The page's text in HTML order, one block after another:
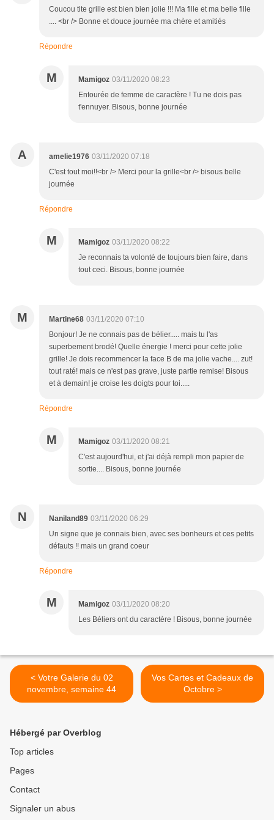
Coucou tite grille est bien bien jolie !!! Ma fille et ma belle fille
.... <br /> Bonne et douce journée ma chère et amitiés
Répondre
M Mamigoz 03/11/2020 08:23
Entourée de femme de caractère ! Tu ne dois pas
t'ennuyer. Bisous, bonne journée
A amelie1976 03/11/2020 07:18
C'est tout moi!!<br /> Merci pour la grille<br /> bisous belle
journée
Répondre
M Mamigoz 03/11/2020 08:22
Je reconnais ta volonté de toujours bien faire, dans
tout ceci. Bisous, bonne journée
M Martine68 03/11/2020 07:10
Bonjour! Je ne connais pas de bélier..... mais tu l'as
superbement brodé! Quelle énergie ! merci pour cette jolie
grille! Je dois recommencer la face B de ma jolie vache.... zut!
tout raté! mais ce n'est pas grave, juste partie remise! Bisous
et à demain! je croise les doigts pour toi.....
Répondre
M Mamigoz 03/11/2020 08:21
C'est aujourd'hui, et j'ai déjà rempli mon papier de
sortie.... Bisous, bonne journée
N Naniland89 03/11/2020 06:29
Un signe que je connais bien, avec ses bonheurs et ces petits
défauts !! mais un grand coeur
Répondre
M Mamigoz 03/11/2020 08:20
Les Béliers ont du caractère ! Bisous, bonne journée
< Votre Galerie du 02
novembre, semaine 44
Vos Cartes et Cadeaux de
Octobre >
Hébergé par Overblog
Top articles
Pages
Contact
Signaler un abus